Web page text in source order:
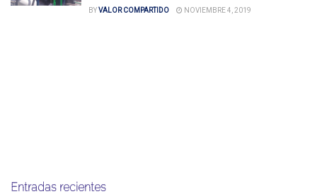
BYVALOR COMPARTIDO NOVIEMBRE 4, 2019
Entradas recientes